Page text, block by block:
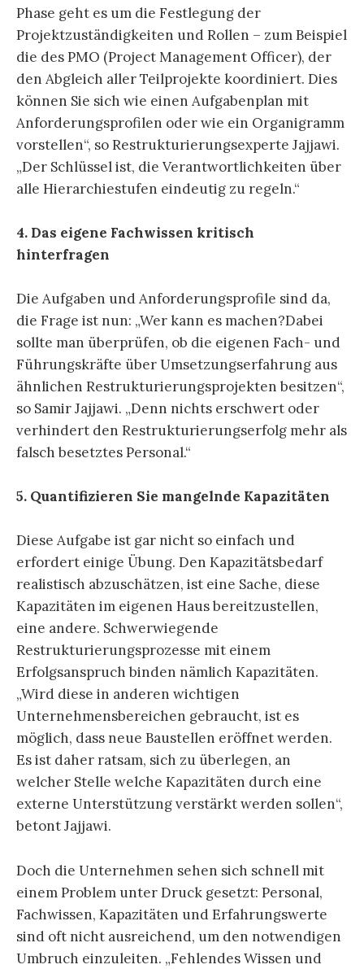
Phase geht es um die Festlegung der
Projektzuständigkeiten und Rollen – zum Beispiel
die des PMO (Project Management Officer), der
den Abgleich aller Teilprojekte koordiniert. Dies
können Sie sich wie einen Aufgabenplan mit
Anforderungsprofilen oder wie ein Organigramm
vorstellen“, so Restrukturierungsexperte Jajjawi.
„Der Schlüssel ist, die Verantwortlichkeiten über
alle Hierarchiestufen eindeutig zu regeln.“
4. Das eigene Fachwissen kritisch
hinterfragen
Die Aufgaben und Anforderungsprofile sind da,
die Frage ist nun: „Wer kann es machen?Dabei
sollte man überprüfen, ob die eigenen Fach- und
Führungskräfte über Umsetzungserfahrung aus
ähnlichen Restrukturierungsprojekten besitzen“,
so Samir Jajjawi. „Denn nichts erschwert oder
verhindert den Restrukturierungserfolg mehr als
falsch besetztes Personal.“
5. Quantifizieren Sie mangelnde Kapazitäten
Diese Aufgabe ist gar nicht so einfach und
erfordert einige Übung. Den Kapazitätsbedarf
realistisch abzuschätzen, ist eine Sache, diese
Kapazitäten im eigenen Haus bereitzustellen,
eine andere. Schwerwiegende
Restrukturierungsprozesse mit einem
Erfolgsanspruch binden nämlich Kapazitäten.
„Wird diese in anderen wichtigen
Unternehmensbereichen gebraucht, ist es
möglich, dass neue Baustellen eröffnet werden.
Es ist daher ratsam, sich zu überlegen, an
welcher Stelle welche Kapazitäten durch eine
externe Unterstützung verstärkt werden sollen“,
betont Jajjawi.
Doch die Unternehmen sehen sich schnell mit
einem Problem unter Druck gesetzt: Personal,
Fachwissen, Kapazitäten und Erfahrungswerte
sind oft nicht ausreichend, um den notwendigen
Umbruch einzuleiten. „Fehlendes Wissen und